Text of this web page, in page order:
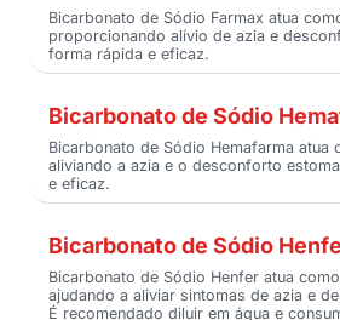
Bicarbonato de Sódio Farmax atua
proporcionando alívio de azia e
forma rápida e eficaz.
Bicarbonato de Sódio
Bicarbonato de Sódio Hemafarma atua
aliviando a azia e o desconforto
e eficaz.
Bicarbonato de Sódio
Bicarbonato de Sódio Henfer atua
ajudando a aliviar sintomas de azia e
É recomendado diluir em água e